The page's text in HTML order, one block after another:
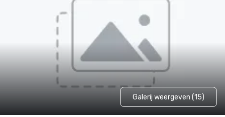
Galerij weergeven (15)